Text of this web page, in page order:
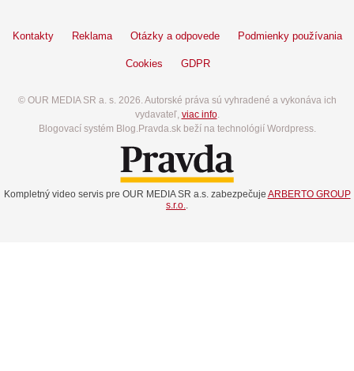
Kontakty Reklama Otázky a odpovede Podmienky používania
Cookies GDPR
© OUR MEDIA SR a. s. 2026. Autorské práva sú vyhradené a vykonáva ich
vydavateľ, viac info.
Blogovací systém Blog.Pravda.sk beží na technológií Wordpress.
Kompletný video servis pre OUR MEDIA SR a.s. zabezpečuje ARBERTO GROUP
s.r.o..